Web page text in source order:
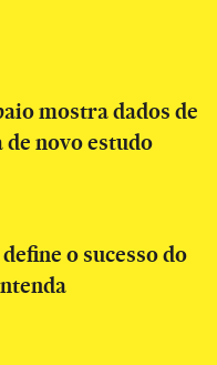
mostra dados de
de novo estudo
o sucesso do